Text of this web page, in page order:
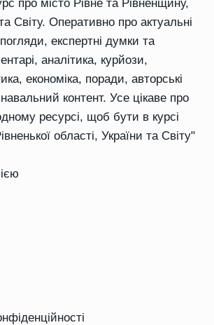
про місто Рівне та Рівненщину,
Світу. Оперативно про актуальні
експертні думки та
аналітика, курйози,
економіка, поради, авторські
контент. Усе цікаве про
ресурсі, щоб бути в курсі
області, України та Світу"